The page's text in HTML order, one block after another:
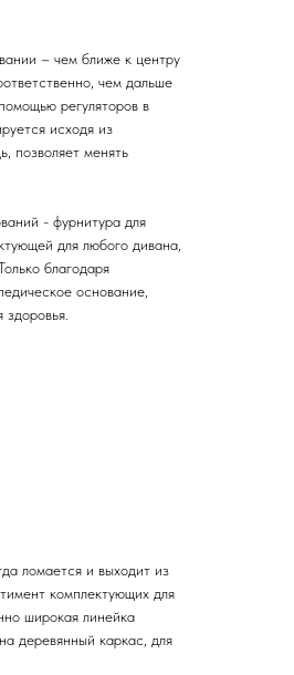
– чем ближе к центру
чем дальше
регуляторов в
исходя из
позволяет менять
- фурнитура для
для любого дивана,
благодаря
основание,
ломается и выходит из
комплектующих для
широкая линейка
деревянный каркас, для